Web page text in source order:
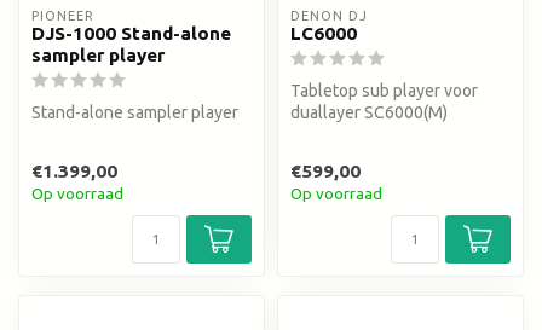
PIONEER
DJS-1000 Stand-alone
sampler player
Stand-alone sampler player
€1.399,00
Op voorraad
DENON DJ
LC6000
Tabletop sub player voor
duallayer SC6000(M)
€599,00
Op voorraad